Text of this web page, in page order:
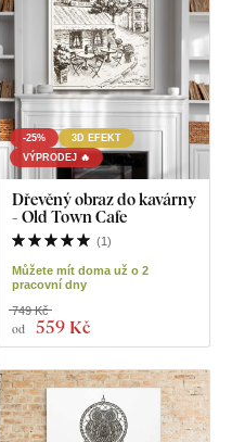
-25%
3D EFEKT
VÝPRODEJ 🔥
Dřevěný obraz do kavárny
- Old Town Cafe
(1)
Můžete mít doma už o 2
pracovní dny
od 559 Kč
749 Kč